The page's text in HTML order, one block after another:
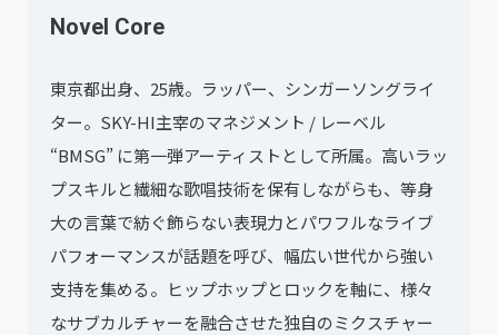
Novel Core
東京都出身、25歳。ラッパー、シンガーソングライ
ター。SKY-HI主宰のマネジメント / レーベル
“BMSG” に第一弾アーティストとして所属。高いラッ
プスキルと繊細な歌唱技術を保有しながらも、等身
大の言葉で紡ぐ飾らない表現力とパワフルなライブ
パフォーマンスが話題を呼び、幅広い世代から強い
支持を集める。ヒップホップとロックを軸に、様々
なサブカルチャーを融合させた独自のミクスチャー